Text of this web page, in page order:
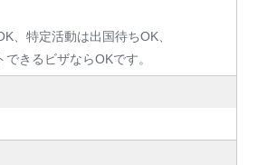
、特定活動は出国待ちOK、
きるビザならOKです。